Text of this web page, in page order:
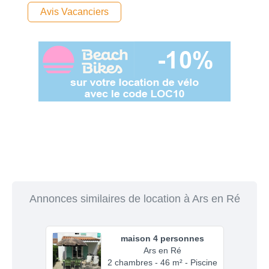
Avis Vacanciers
Annonces similaires de location à Ars en Ré
maison 4 personnes
Ars en Ré
2 chambres - 46 m² - Piscine